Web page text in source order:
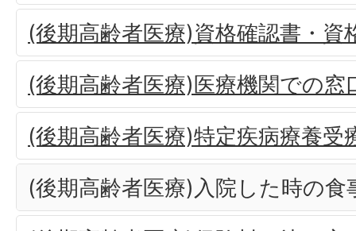
(後期高齢者医療)資格確認書・資
(後期高齢者医療)医療機関での窓
(後期高齢者医療)特定疾病療養受
(後期高齢者医療)入院した時の食